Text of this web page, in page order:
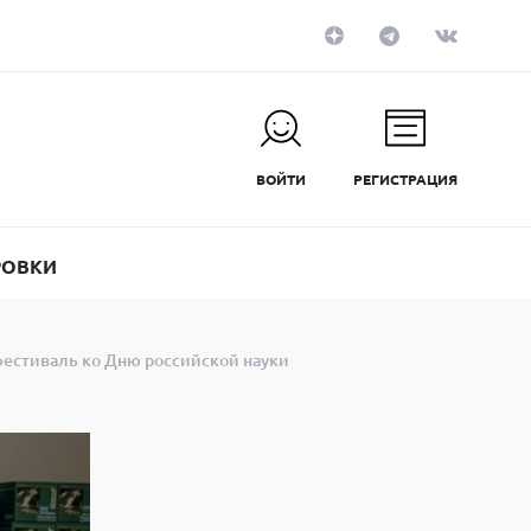
ВОЙТИ РЕГИСТРАЦИЯ
ко Дню российской науки